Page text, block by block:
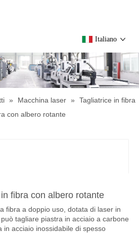
Italiano
» Macchina laser »
Tagliatrice in fibra
con albero rotante
fibra con albero rotante
fibra a doppio uso, dotata di laser in
tagliare piastra in acciaio a carbone
in acciaio inossidabile di spesso